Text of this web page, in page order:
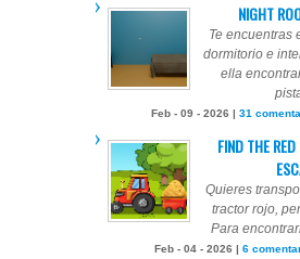
NIGHT
Te encuentras
dormitorio e
ella
Feb - 09 - 2026 | 31
FIND THE
Quieres
tractor rojo,
Para
Feb - 04 - 2026 | 6